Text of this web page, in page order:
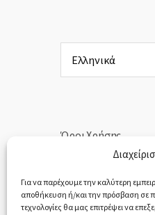
Για να παρέχουμε την καλύτερη
αποθήκευση ή/και την πρόσβαση σε
τεχνολογίες θα μας επιτρέψει να
μια
γλώσσα
Όροι Χρήσης
Υπαναχώρηση &